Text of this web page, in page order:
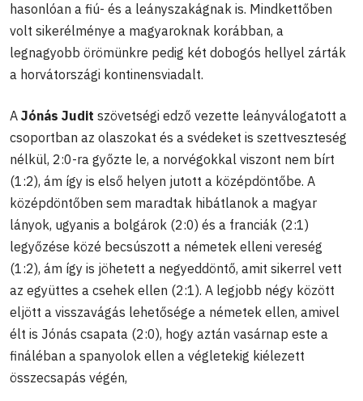
hasonlóan a fiú- és a leányszakágnak is. Mindkettőben
volt sikerélménye a magyaroknak korábban, a
legnagyobb örömünkre pedig két dobogós hellyel zárták
a horvátországi kontinensviadalt.
A Jónás Judit szövetségi edző vezette leányválogatott a
csoportban az olaszokat és a svédeket is szettveszteség
nélkül, 2:0-ra győzte le, a norvégokkal viszont nem bírt
(1:2), ám így is első helyen jutott a középdöntőbe. A
középdöntőben sem maradtak hibátlanok a magyar
lányok, ugyanis a bolgárok (2:0) és a franciák (2:1)
legyőzése közé becsúszott a németek elleni vereség
(1:2), ám így is jöhetett a negyeddöntő, amit sikerrel vett
az együttes a csehek ellen (2:1). A legjobb négy között
eljött a visszavágás lehetősége a németek ellen, amivel
élt is Jónás csapata (2:0), hogy aztán vasárnap este a
fináléban a spanyolok ellen a végletekig kiélezett
összecsapás végén,